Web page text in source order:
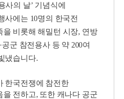
사의 날’ 기념식에
사에는 10명의 한국전
비롯해 해밀턴 시장, 연방
군 참전용사 등 약 200여
냈습니다.
한국전쟁에 참전한
전하고, 또한 캐나다 공군